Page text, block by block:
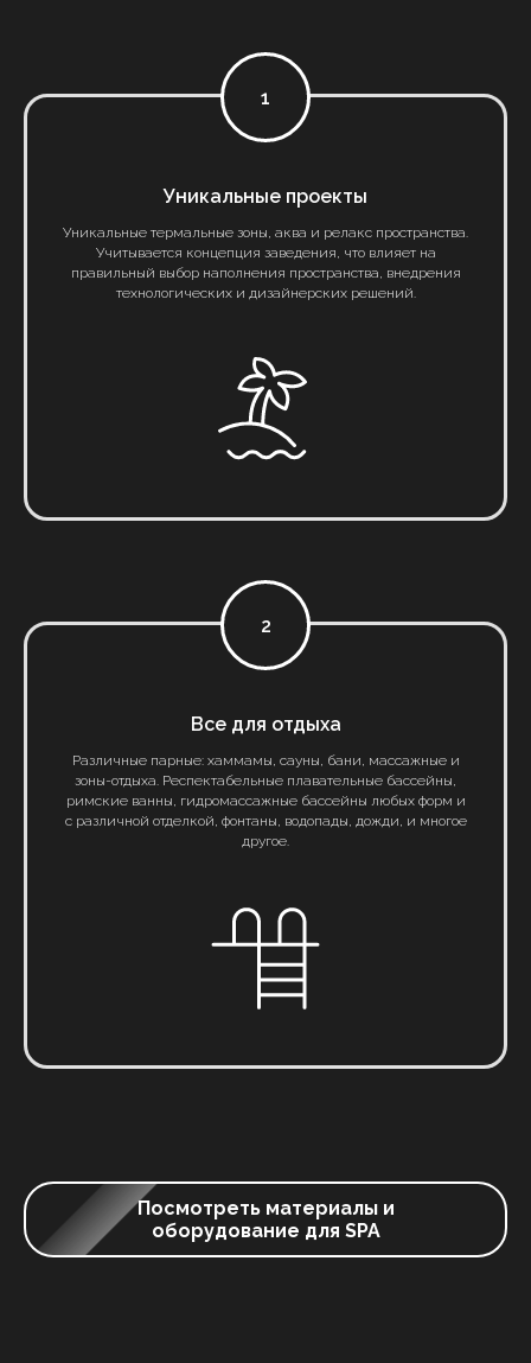
1
Уникальные проекты
Уникальные термальные зоны, аква и релакс пространства.
Учитывается концепция заведения, что влияет на
правильный выбор наполнения пространства, внедрения
технологических и дизайнерских решений.
2
Все для отдыха
Различные парные: хаммамы, сауны, бани, массажные и
зоны-отдыха. Респектабельные плавательные бассейны,
римские ванны, гидромассажные бассейны любых форм и
с различной отделкой, фонтаны, водопады, дожди, и многое
другое.
Посмотреть материалы и
оборудование для SPA